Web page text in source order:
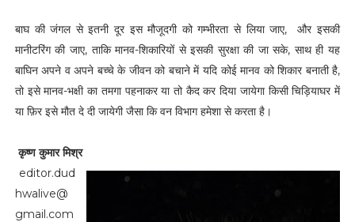
बाघ की जंगल से इतनी दूर इस मौजूदगी को गम्भीरता से लिया जाए, और इसकी
मानीटरिंग की जाए, ताकि मानव-शिकारियों से इसकी सुरक्षा की जा सके, साथ ही यह
बाघिन अपने व अपने बच्चे के जीवन को बचाने में यदि कोई मानव को शिकार बनाती है,
तो इसे मानव-भक्षी का तमगा पहनाकर या तो कैद कर दिया जायेगा किसी चिड़ियाघर में
या फ़िर इसे मौत दे दी जायेगी जैसा कि वन विभाग हमेशा से करता है।
कृष्ण कुमार मिश्र
editor.dud
hwalive@
gmail.com